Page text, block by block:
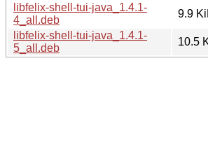
libfelix-shell-tui-java_1.4.1-
4_all.deb
9.9
libfelix-shell-tui-java_1.4.1-
5_all.deb
10.5